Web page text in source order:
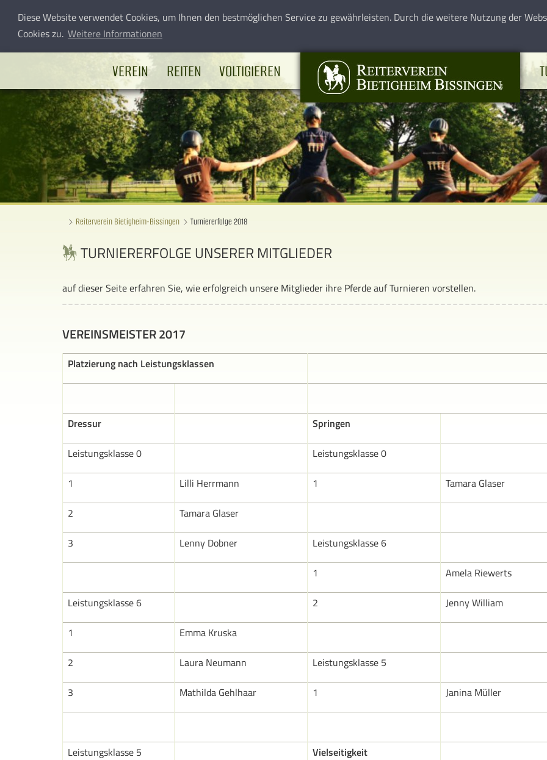
Diese Website verwendet Cookies, um Ihnen den bestmöglichen Service zu gewährleisten. Durch die weitere Nutzung der
Cookies zu. Weitere Informationen
VEREIN REITEN VOLTIGIEREN
Reiterverein Bietigheim-Bissingen Turniererfolge 2018
TURNIERERFOLGE UNSERER MITGLIEDER
auf dieser Seite erfahren Sie, wie erfolgreich unsere Mitglieder ihre Pferde auf Turnieren vorstellen.
VEREINSMEISTER 2017
Platzierung nach Leistungsklassen
Dressur Springen
Leistungsklasse 0 Leistungsklasse 0
1 Lilli Herrmann 1 Tamara Glaser
2 Tamara Glaser
3 Lenny Dobner Leistungsklasse 6
1 Amela Riewerts
Leistungsklasse 6 2 Jenny William
1 Emma Kruska
2 Laura Neumann Leistungsklasse 5
3 Mathilda Gehlhaar 1 Janina Müller
Leistungsklasse 5 Vielseitigkeit